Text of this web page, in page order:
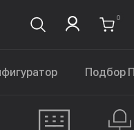
0
Подбор